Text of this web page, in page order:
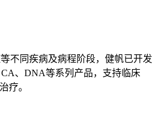
不同疾病及病程阶段，健帆已开发
、DNA等系列产品，支持临床
疗。